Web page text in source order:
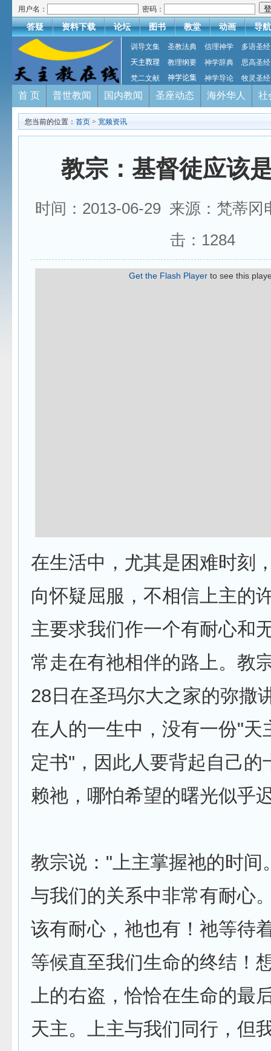
用户名： 密码：
答疑 资料下载 论坛 图书 教堂 动画 导航
训导文集 圣教法典 信理神学
多语圣经
天主教理
教理纲要 神学辞典
思高圣经
梵二文献
神学论集 神学导论 牧灵圣经
首 页 普世教闻 国内教闻 圣座动态 海外华人 社
您当前的位置： 首页 > 宽频资讯
教宗：基督徒应该
时间：2013-06-29 来源：梵蒂
击： 1284
Get the Flash Playerto see this
在生活中，尤其是困难时刻
向怀疑屈服，不相信上主的
主要求我们作一个有耐心和
常走在有祂相伴的路上。教
28日在圣玛尔大之家的弥撒
在人的一生中，没有一份"天
定书"­，因此人要背起自己的
赖祂，哪怕希望的曙光似乎
教宗说："上主掌握祂的时间
与我们的关系中非常有耐心
该有耐心­，祂也有！祂等待
等候直至我们生命的终结！
上的右盗，恰恰在­生命的最
天主。上主与我们同行，但